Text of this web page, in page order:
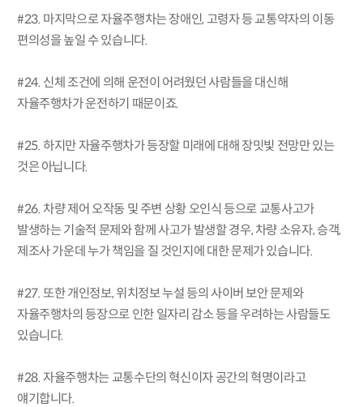
#23. 마지막으로 자율주행차는 장애인, 고령자 등 교통약자의 이동
편의성을 높일 수 있습니다.
#24. 신체 조건에 의해 운전이 어려웠던 사람들을 대신해
자율주행차가 운전하기 때문이죠.
#25. 하지만 자율주행차가 등장할 미래에 대해 장밋빛 전망만 있는
것은 아닙니다.
#26. 차량 제어 오작동 및 주변 상황 오인식 등으로 교통사고가
발생하는 기술적 문제와 함께 사고가 발생할 경우, 차량 소유자, 승객,
제조사 가운데 누가 책임을 질 것인지에 대한 문제가 있습니다.
#27. 또한 개인정보, 위치정보 누설 등의 사이버 보안 문제와
자율주행차의 등장으로 인한 일자리 감소 등을 우려하는 사람들도
있습니다.
#28. 자율주행차는 교통수단의 혁신이자 공간의 혁명이라고
얘기합니다.